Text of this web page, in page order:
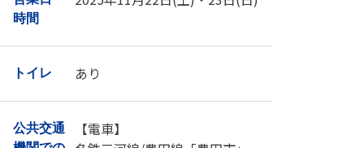
営業日・
時間
トイレ あり